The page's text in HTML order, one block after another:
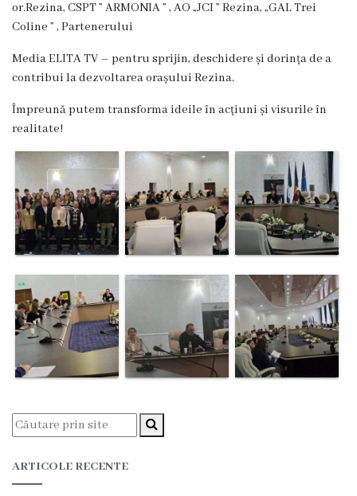
primarului
Dispozițiile
primarului
Plăți
salariale
încasate
Întreprinderi
subordonate
Grădinița
nr.1
,,Leagănul
copilăriei”
Grădinița
or.Rezina, CSPT ” ARMONIA ” , AO „JCI ” Rezina, „GAL Trei
Coline ” , Partenerului
Media ELITA TV – pentru sprijin, deschidere și dorința de a
contribui la dezvoltarea orașului Rezina.
Împreună putem transforma ideile în acțiuni și visurile în
realitate!
ARTICOLE RECENTE